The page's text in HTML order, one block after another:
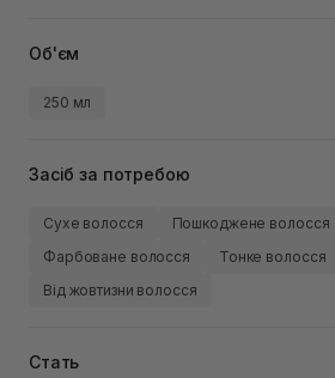
Об'єм
250 мл
Засіб за потребою
Сухе волосся
Пошкоджене волосся
Фарбоване волосся
Тонке волосся
Від жовтизни волосся
Стать